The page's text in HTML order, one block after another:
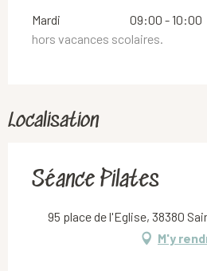
Mardi
09:00 - 10:00
hors vacances scolaires.
Localisation
Séance Pilates
95 place de l'Eglise, 38380
M'y